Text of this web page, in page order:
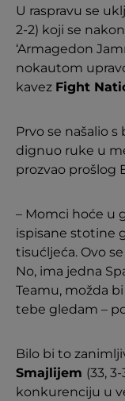
U raspravu se
2-2) koji se
‘Armagedon
nokautom
kavez Fight
Prvo se našalio
dignuo ruke u
prozvao prošlog
– Momci hoće u
ispisane stotine
tisućljeća. Ovo
No, ima jedna
Teamu, možda bi
tebe gledam –
Bilo bi to
Smajlijem (33,
konkurenciju u